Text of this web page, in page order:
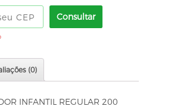
Consultar
(0)
INFANTIL REGULAR 200